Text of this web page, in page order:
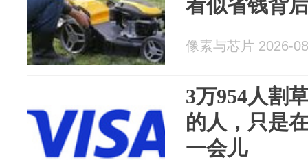
看似省钱背
像素与芯片 2026-
3万954人割
的人，只是
一会儿